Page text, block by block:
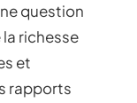
question
richesse
et
rapports